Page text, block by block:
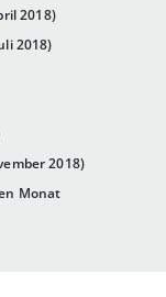
2018)
2018)
2018)
Monat